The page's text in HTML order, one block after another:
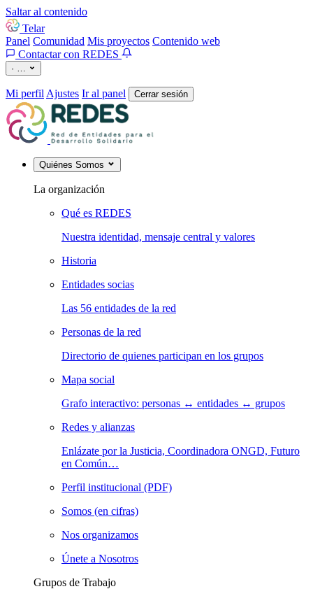
Saltar al contenido
Telar
Panel Comunidad Mis proyectos Contenido web
Contactar con REDES
· …
Mi perfil Ajustes Ir al panel Cerrar sesión
Quiénes Somos
La organización
Qué es REDES
Nuestra identidad, mensaje central y valores
Historia
Entidades socias
Las 56 entidades de la red
Personas de la red
Directorio de quienes participan en los grupos
Mapa social
Grafo interactivo: personas ↔ entidades ↔ grupos
Redes y alianzas
Enlázate por la Justicia, Coordinadora ONGD, Futuro
en Común…
Perfil institucional (PDF)
Somos (en cifras)
Nos organizamos
Únete a Nosotros
Grupos de Trabajo